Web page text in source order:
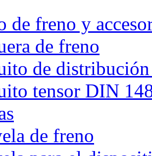
de freno y
de freno
de
tensor DIN
de freno